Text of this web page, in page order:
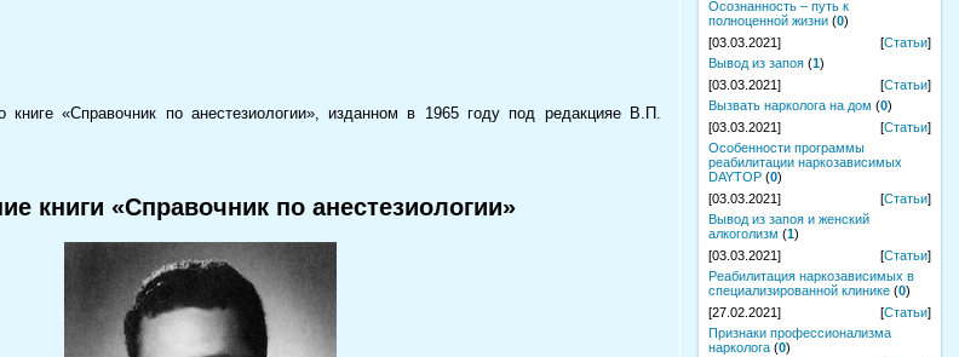
«Справочник по анестезиологии», изданном в 1965 году под редакцияе В.П.
книги «Справочник по анестезиологии»
Осознанность – путь к
полноценной жизни (0)
[03.03.2021]
[Статьи]
Вывод из запоя (1)
[03.03.2021]
[Статьи]
Вызвать нарколога на дом (0)
[03.03.2021]
[Статьи]
Особенности программы
реабилитации наркозависимых
DAYTOP (0)
[03.03.2021]
[Статьи]
Вывод из запоя и женский
алкоголизм (1)
[03.03.2021]
[Статьи]
Реабилитация наркозависимых в
специализированной клинике (0)
[27.02.2021]
[Статьи]
Признаки профессионализма
нарколога (0)